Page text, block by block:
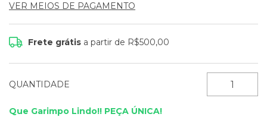
VER MEIOS DE PAGAMENTO
Frete grátis a partir de R$500,00
QUANTIDADE
Que Garimpo Lindo!! PEÇA ÚNICA!